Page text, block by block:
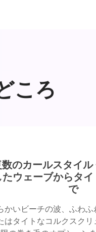
ころ
のカールスタイル
たウェーブからタ
で
かいビーチの波、ふわふ
はタイトなコルクスクリ